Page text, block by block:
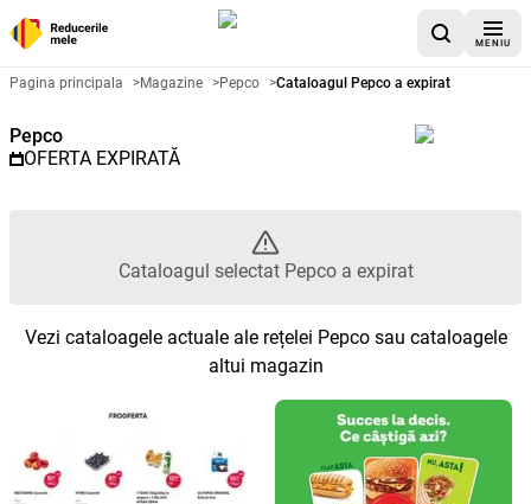
MENIU
Catalog promoțional Pepco -
Pagina principala >Magazine >Pepco >Cataloagul Pepco a expirat
Pepco
OFERTA EXPIRATĂ
Cataloagul selectat Pepco a expirat
Vezi cataloagele actuale ale rețelei Pepco sau cataloagele
altui magazin